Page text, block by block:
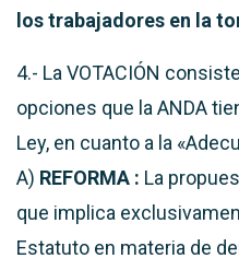
los trabajadores en la
4.- La VOTACIÓN
opciones que la ANDA
Ley, en cuanto a la
A) REFORMA : La
que implica
Estatuto en materia de